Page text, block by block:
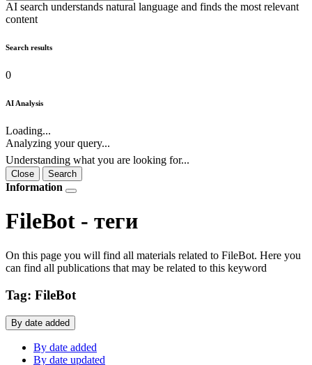
AI search understands natural language and finds the most relevant
content
Search results
0
AI Analysis
Loading...
Analyzing your query...
Understanding what you are looking for...
Close Search
Information
FileBot - теги
On this page you will find all materials related to FileBot. Here you
can find all publications that may be related to this keyword
Tag: FileBot
By date added
By date added
By date updated